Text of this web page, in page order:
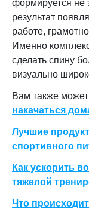
формируется не
результат
работе,
Именно
сделать спину
визуально
Вам также
накачаться
Лучшие
спортивного
Как ускорить
тяжелой
Что